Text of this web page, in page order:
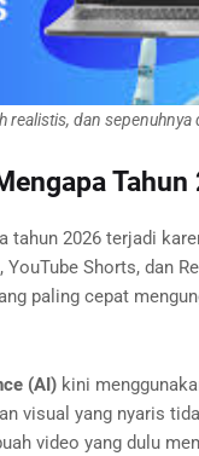
dan
tahun 2026 terjadi
Shorts, dan
paling cepat
(AI)kini
visual yang nyaris
video yang dulu